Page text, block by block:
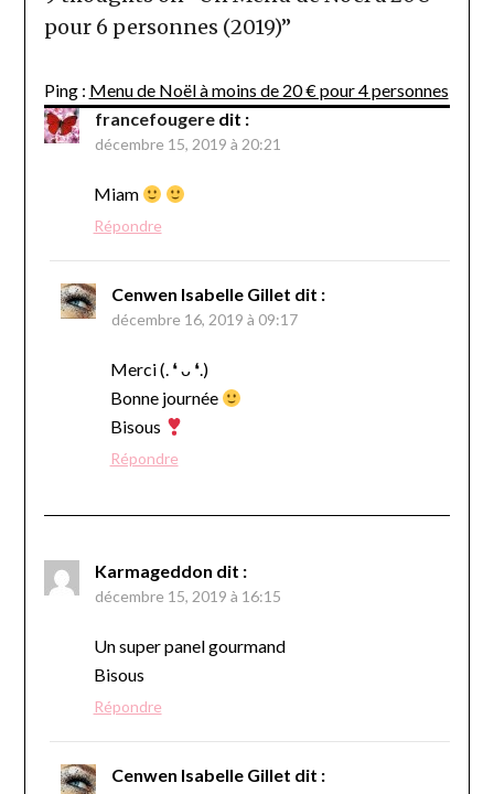
pour 6 personnes (2019)”
Ping : Menu de Noël à moins de 20 € pour 4 personnes
francefougere dit :
décembre 15, 2019 à 20:21
Miam
Répondre
Cenwen Isabelle Gillet dit :
décembre 16, 2019 à 09:17
Merci (. ❛ ᴗ ❛.)
Bonne journée
Bisous
Répondre
Karmageddon dit :
décembre 15, 2019 à 16:15
Un super panel gourmand
Bisous
Répondre
Cenwen Isabelle Gillet dit :